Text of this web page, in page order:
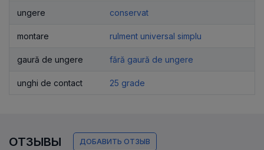
ungere conservat
montare rulment universal simplu
gaură de ungere fără gaură de ungere
unghi de contact 25 grade
ОТЗЫВЫ ДОБАВИТЬ ОТЗЫВ